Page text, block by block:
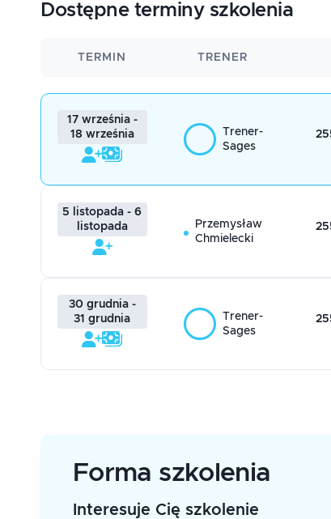
Dostępne terminy szkolenia
TERMIN TRENER
17 września -
18 września
Trener-
Sages
5 listopada - 6
listopada
Przemysław
Chmielecki
30 grudnia -
31 grudnia
Trener-
Sages
Forma szkolenia
Interesuje Cię szkolenie